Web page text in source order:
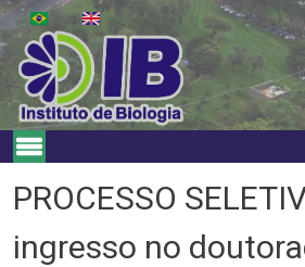
Skip to main content
Main Menu
PROCESSO
ingresso no